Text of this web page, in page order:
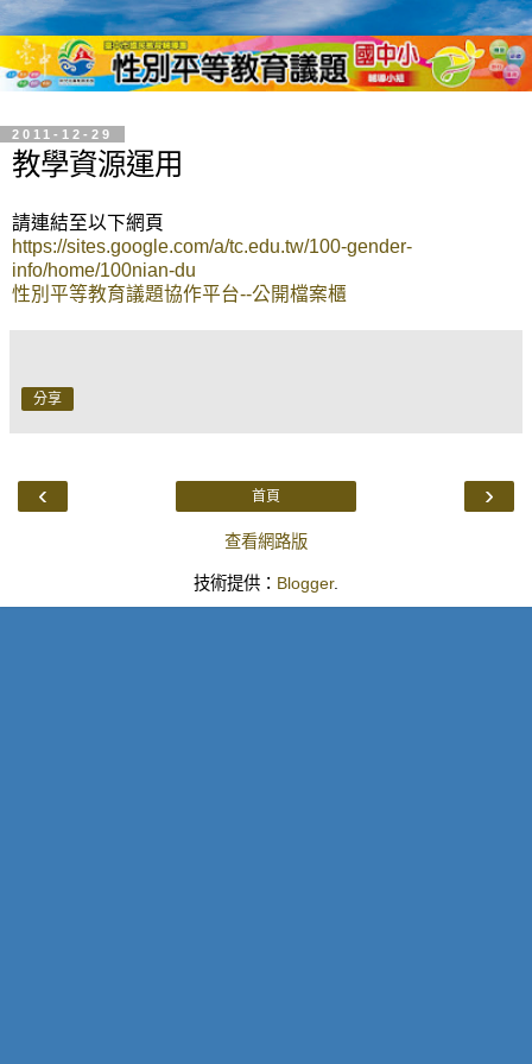
2011-12-29
教學資源運用
請連結至以下網頁
https://sites.google.com/a/tc.edu.tw/100-gender-
info/home/100nian-du
性別平等教育議題協作平台--公開檔案櫃
分享
‹ ›
首頁
查看網路版
技術提供： Blogger.